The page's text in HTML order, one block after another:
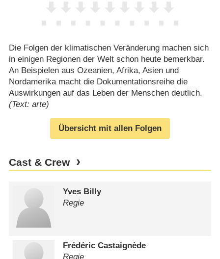
Die Folgen der klimatischen Veränderung machen sich
in einigen Regionen der Welt schon heute bemerkbar.
An Beispielen aus Ozeanien, Afrika, Asien und
Nordamerika macht die Dokumentationsreihe die
Auswirkungen auf das Leben der Menschen deutlich.
(Text: arte)
Übersicht mit allen Folgen
Cast & Crew
Yves Billy
Regie
Frédéric Castaignède
Regie